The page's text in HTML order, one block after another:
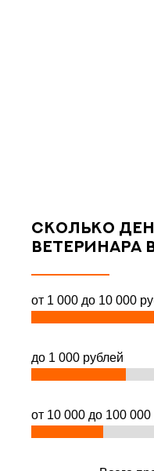
Сколько
ветеринара
от 1 000 до 10 000
до 1 000 рублей
от 10 000 до 100 000